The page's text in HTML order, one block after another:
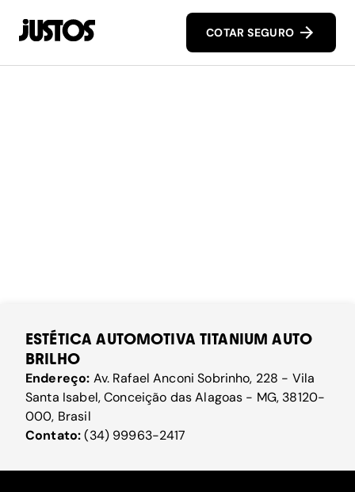
COTAR SEGURO
ESTÉTICA AUTOMOTIVA TITANIUM AUTO
BRILHO
Endereço: Av. Rafael Anconi Sobrinho, 228 - Vila
Santa Isabel, Conceição das Alagoas - MG, 38120-
000, Brasil
Contato:(34) 99963-2417